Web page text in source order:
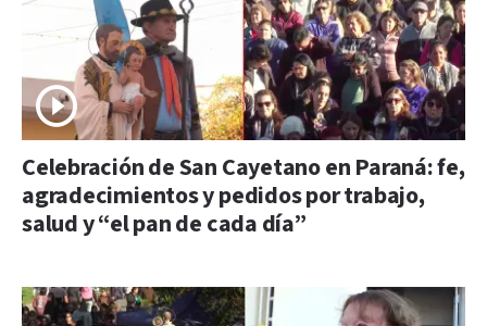
Celebración de San Cayetano en Paraná: fe,
agradecimientos y pedidos por trabajo,
salud y “el pan de cada día”